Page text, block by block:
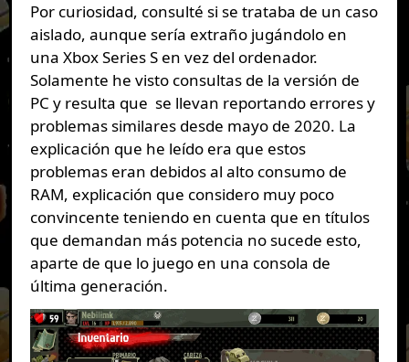
Por curiosidad, consulté si se trataba de un caso
aislado, aunque sería extraño jugándolo en
una Xbox Series S en vez del ordenador.
Solamente he visto consultas de la versión de
PC y resulta que se llevan reportando errores y
problemas similares desde mayo de 2020. La
explicación que he leído era que estos
problemas eran debidos al alto consumo de
RAM, explicación que considero muy poco
convincente teniendo en cuenta que en títulos
que demandan más potencia no sucede esto,
aparte de que lo juego en una consola de
última generación.